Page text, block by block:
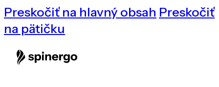
Preskočiť na hlavný obsah Preskočiť
na pätičku